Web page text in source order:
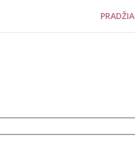
PRADŽIA